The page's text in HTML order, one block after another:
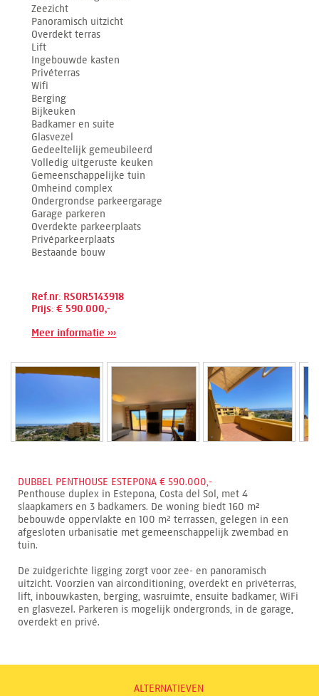
Zeezicht
Panoramisch uitzicht
Overdekt terras
Lift
Ingebouwde kasten
Privéterras
Wifi
Berging
Bijkeuken
Badkamer en suite
Glasvezel
Gedeeltelijk gemeubileerd
Volledig uitgeruste keuken
Gemeenschappelijke tuin
Omheind complex
Ondergrondse parkeergarage
Garage parkeren
Overdekte parkeerplaats
Privéparkeerplaats
Bestaande bouw
Ref.nr: RSOR5143918
Prijs: € 590.000,-
Meer informatie ›››
DUBBEL PENTHOUSE ESTEPONA € 590.000,-
Penthouse duplex in Estepona, Costa del Sol, met 4
slaapkamers en 3 badkamers. De woning biedt 160 m²
bebouwde oppervlakte en 100 m² terrassen, gelegen in een
afgesloten urbanisatie met gemeenschappelijk zwembad en
tuin.
De zuidgerichte ligging zorgt voor zee- en panoramisch
uitzicht. Voorzien van airconditioning, overdekt en privéterras,
lift, inbouwkasten, berging, wasruimte, ensuite badkamer, WiFi
en glasvezel. Parkeren is mogelijk ondergronds, in de garage,
overdekt en privé.
ALTERNATIEVEN